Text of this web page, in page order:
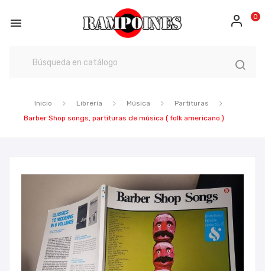
 0
Inicio Librería Música
Partituras
Barber Shop songs, partituras de música ( folk americano )